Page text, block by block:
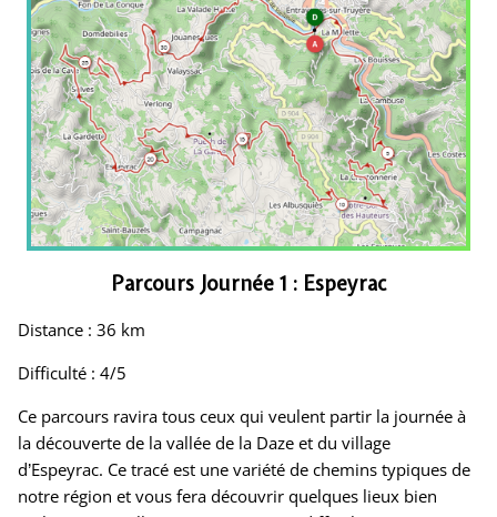
Parcours Journée 1 : Espeyrac
Distance : 36 km
Difficulté : 4/5
Ce parcours ravira tous ceux qui veulent partir la journée à
la découverte de la vallée de la Daze et du village
d’Espeyrac. Ce tracé est une variété de chemins typiques de
notre région et vous fera découvrir quelques lieux bien